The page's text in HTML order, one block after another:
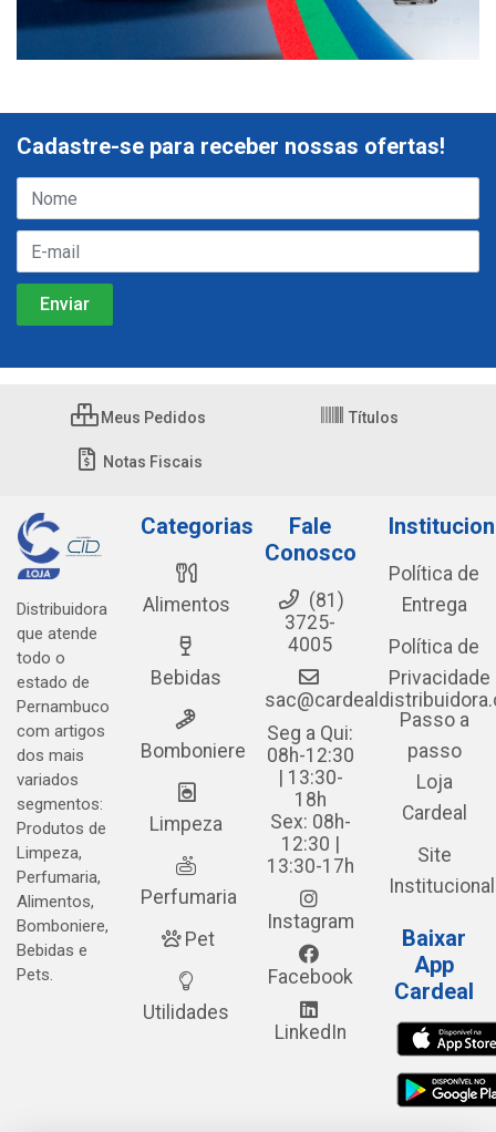
Cadastre-se para receber nossas ofertas!
Meus Pedidos Títulos
Notas Fiscais
Distribuidora
que atende
todo o
estado de
Pernambuco
com artigos
dos mais
variados
segmentos:
Produtos de
Limpeza,
Perfumaria,
Alimentos,
Bomboniere,
Bebidas e
Pets.
Categorias
Alimentos
Bebidas
Bomboniere
Limpeza
Perfumaria
Pet
Utilidades
Fale
Conosco
(81)
3725-
4005
Seg a Qui:
08h-12:30
| 13:30-
18h
Sex: 08h-
12:30 |
13:30-17h
Instagram
Facebook
LinkedIn
Política de
Entrega
Política de
Privacidade
Passo a
passo
Loja
Cardeal
Site
Institucional
Baixar
App
Cardeal